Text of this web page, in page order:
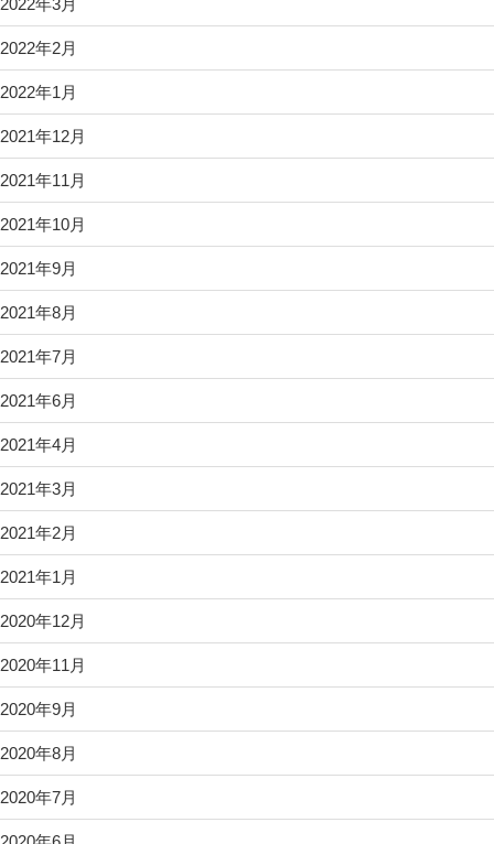
2022年2月
2022年1月
2021年12月
2021年11月
2021年10月
2021年9月
2021年8月
2021年7月
2021年6月
2021年4月
2021年3月
2021年2月
2021年1月
2020年12月
2020年11月
2020年9月
2020年8月
2020年7月